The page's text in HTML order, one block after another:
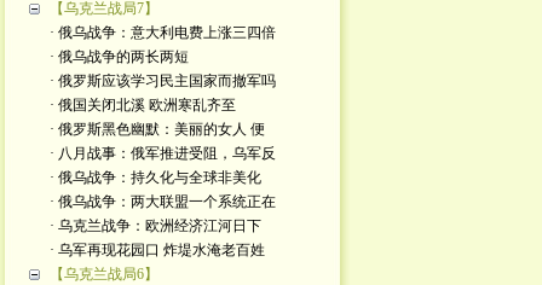
【乌克兰战局7】
· 俄乌战争：意大利电费上涨三四倍
· 俄乌战争的两长两短
· 俄罗斯应该学习民主国家而撤军吗
· 俄国关闭北溪 欧洲寒乱齐至
· 俄罗斯黑色幽默：美丽的女人 便
· 八月战事：俄军推进受阻，乌军反
· 俄乌战争：持久化与全球非美化
· 俄乌战争：两大联盟一个系统正在
· 乌克兰战争：欧洲经济江河日下
· 乌军再现花园口 炸堤水淹老百姓
【乌克兰战局6】